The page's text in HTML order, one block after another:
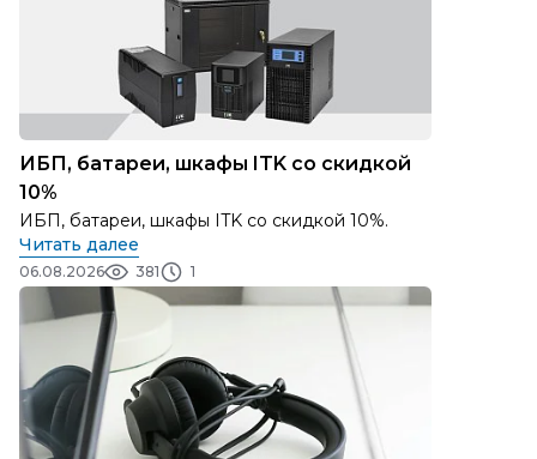
ИБП, батареи, шкафы ITK со скидкой
10%
ИБП, батареи, шкафы ITK со скидкой 10%.
Читать далее
06.08.2026 381 1